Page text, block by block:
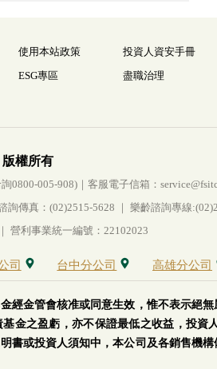
使用本站政策 投資人資安手冊
ESG專區 盡職治理
權所有
0800-005-908)｜客服電子信箱：
傳真：(02)2515-5628 ｜ 樂齡諮詢專線
營利事業統一編號：22102023
司 台中分公司 高雄分公司
經金管會核准或同意生效，惟不表示絕
金之盈虧，亦不保證最低之收益，投
書或投資人須知中，本公司及各銷售機